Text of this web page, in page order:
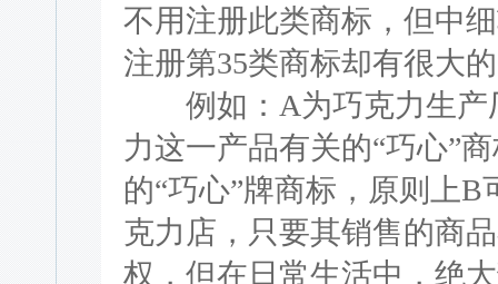
不用注册此类商标，但中
注册第35类商标却有很大
例如：A为巧克力生产
力这一产品有关的“巧心”
的“巧心”牌商标，原则上
克力店，只要其销售的商
权，但在日常生活中，绝